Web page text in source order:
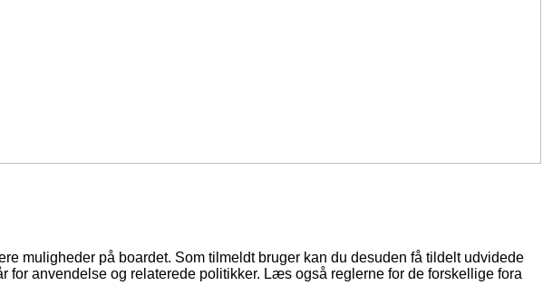
muligheder på boardet. Som tilmeldt bruger kan du desuden få tildelt udvidede
anvendelse og relaterede politikker. Læs også reglerne for de forskellige fora